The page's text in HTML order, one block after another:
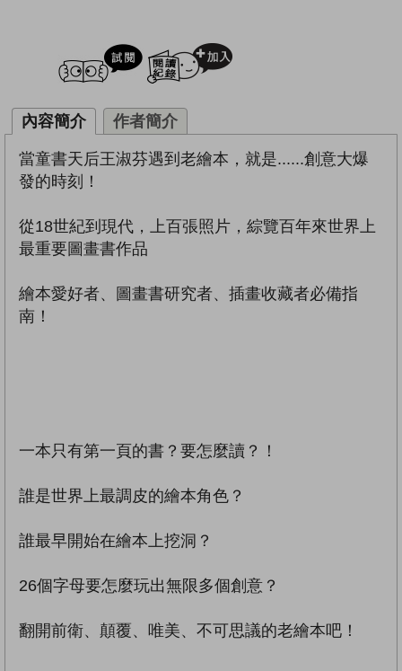
試閲
內容簡介 作者簡介
當童書天后王淑芬遇到老繪本，就是......創意大爆
發的時刻！
從18世紀到現代，上百張照片，綜覽百年來世界上
最重要圖畫書作品
繪本愛好者、圖畫書研究者、插畫收藏者必備指
南！
一本只有第一頁的書？要怎麼讀？！
誰是世界上最調皮的繪本角色？
誰最早開始在繪本上挖洞？
26個字母要怎麼玩出無限多個創意？
翻開前衛、顛覆、唯美、不可思議的老繪本吧！